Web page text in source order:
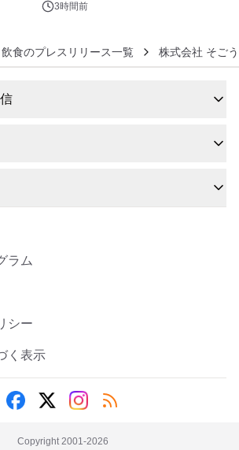
3時間前
食のプレスリリース一覧 株式会社 そご
ラム
シー
く表示
Copyright 2001-2026